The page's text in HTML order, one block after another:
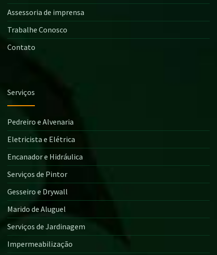
Assessoria de imprensa
Trabalhe Conosco
Contato
Serviços
Pedreiro e Alvenaria
Eletricista e Elétrica
Encanador e Hidráulica
Serviços de Pintor
Gesseiro e Drywall
Marido de Aluguel
Serviços de Jardinagem
Impermeabilização